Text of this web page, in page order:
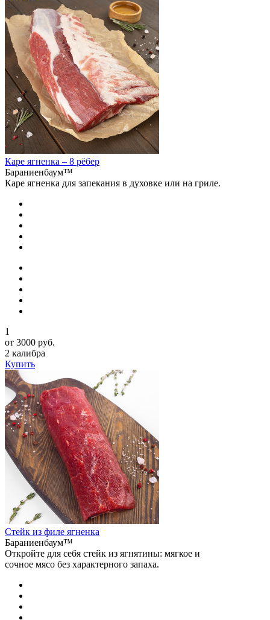
Каре ягненка – 8 рёбер
Бараниенбаум™
Каре ягненка для запекания в духовке или на гриле.
1
от 3000 руб.
2 калибра
Купить
Стейк из филе ягненка
Бараниенбаум™
Откройте для себя стейк из ягнятины: мягкое и
сочное мясо без характерного запаха.